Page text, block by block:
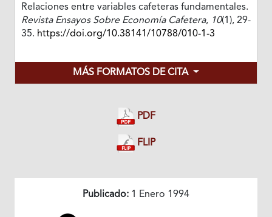
Relaciones entre variables cafeteras fundamentales.
Revista Ensayos Sobre Economía Cafetera, 10(1), 29-
35. https://doi.org/10.38141/10788/010-1-3
MÁS FORMATOS DE CITA
PDF
FLIP
Publicado: 1 Enero 1994